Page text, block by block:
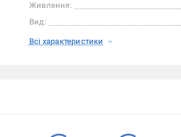
Живлення:
Вид:
Всі характеристики